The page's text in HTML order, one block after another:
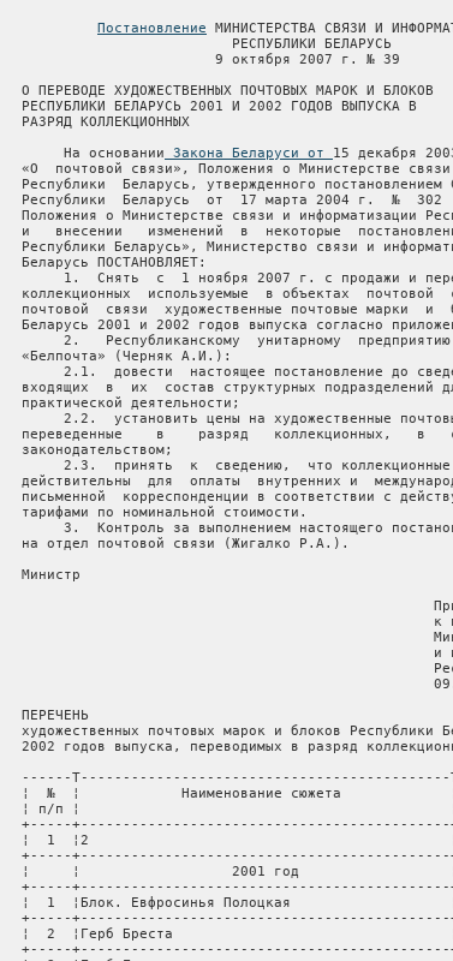
Постановление МИНИСТЕРСТВА СВЯЗИ И
                         РЕСПУБЛИКИ БЕЛАРУСЬ
                       9 октября 2007 г. № 39
О ПЕРЕВОДЕ ХУДОЖЕСТВЕННЫХ ПОЧТОВЫХ МАРОК И БЛОКОВ
РЕСПУБЛИКИ БЕЛАРУСЬ 2001 И 2002 ГОДОВ ВЫПУСКА В
РАЗРЯД КОЛЛЕКЦИОННЫХ
     На основании
Закона Беларуси от 15 декабря 2003 года
«О  почтовой связи», Положения о Министерстве связи и информатизации
Республики  Беларусь, утвержденного постановлением Совета  Министров
Республики  Беларусь  от  17 марта 2004 г.  №  302  «Об  утверждении
Положения о Министерстве связи и информатизации Республики  Беларусь
и   внесении   изменений  в  некоторые  постановления  Правительства
Республики Беларусь», Министерство связи и информатизации Республики
Беларусь ПОСТАНОВЛЯЕТ:
     1.  Снять  с  1 ноября 2007 г. с продажи и перевести  в  разряд
коллекционных  используемые  в объектах  почтовой  связи  для  целей
почтовой  связи  художественные почтовые марки  и  блоки  Республики
Беларусь 2001 и 2002 годов выпуска согласно приложению.
     2.   Республиканскому  унитарному  предприятию  почтовой  связи
«Белпочта» (Черняк А.И.):
     2.1.  довести  настоящее постановление до сведения  филиалов  и
входящих  в  их  состав структурных подразделений для руководства  в
практической деятельности;
     2.2.  установить цены на художественные почтовые марки и блоки,
переведенные    в    разряд   коллекционных,   в   соответствии    с
законодательством;
     2.3.  принять  к  сведению,  что коллекционные  марки  и  блоки
действительны  для  оплаты  внутренних и  международных  отправлений
письменной  корреспонденции в соответствии с действующими  почтовыми
тарифами по номинальной стоимости.
     3.  Контроль за выполнением настоящего постановления  возложить
на отдел почтовой связи (Жигалко Р.А.).
     
Министр                                                 Н.П.Пантелей
     
                                                 Приложение
                                                 к постановлению
                                                 Министерства связи
                                                 и информатизации
                                                 Республики Беларусь
                                                 09.10.2007 № 39

ПЕРЕЧЕНЬ
художественных почтовых марок и блоков Республики Беларусь 2001 и
2002 годов выпуска, переводимых в разряд коллекционных

------T--------------------------------------------T----------------¬ 
¦  №  ¦            Наименование сюжета             ¦Номинальная сто-¦
¦ п/п ¦                                            ¦ имость (руб.)  ¦
+-----+--------------------------------------------+----------------+ 
¦  1  ¦2                                           ¦       3        ¦
+-----+--------------------------------------------+----------------+ 
¦     ¦                  2001 год                  ¦                ¦
+-----+--------------------------------------------+----------------+ 
¦  1  ¦Блок. Евфросинья Полоцкая                   ¦      500       ¦
+-----+--------------------------------------------+----------------+ 
¦  2  ¦Герб Бреста                                 ¦      200       ¦
+-----+--------------------------------------------+----------------+ 
¦  3  ¦Герб Гомеля                                 ¦      200       ¦
+-----+--------------------------------------------+----------------+ 
¦  4  ¦Блок. Олимпийские игры в Сиднее             ¦      1000      ¦
+-----+--------------------------------------------+----------------+ 
¦  5  ¦Самолет РД (АНТ-25)                         ¦      250       ¦
+-----+--------------------------------------------+----------------+ 
¦  6  ¦Самолет "Родина" (АНТ-37биc)                ¦      250       ¦
+-----+--------------------------------------------+----------------+ 
¦  7  ¦Жук-олень                                   ¦      300       ¦
+-----+--------------------------------------------+----------------+ 
¦  8  ¦Жук-носорог                                 ¦      300       ¦
+-----+--------------------------------------------+----------------+ 
¦  9  ¦Кувшинка белая                              ¦      200       ¦
+-----+--------------------------------------------+----------------+ 
¦ 10  ¦Венерин башмачок                            ¦      400       ¦
+-----+--------------------------------------------+----------------+ 
¦ 11  ¦Малый  лист "Красная книга Беларуси" (12 ма-¦      3600      ¦
¦     ¦рок в книжке)                               ¦                ¦
+-----+--------------------------------------------+----------------+ 
¦ 12  ¦Национальный парк "Припятский"              ¦      400       ¦
+-----+--------------------------------------------+----------------+ 
¦ 13  ¦Национальный парк "Нарочанский"             ¦      1000      ¦
+-----+--------------------------------------------+----------------+ 
¦ 14  ¦15 лет Чернобыльской трагедии               ¦       50       ¦
+-----+--------------------------------------------+----------------+ 
¦ 15  ¦Костюм   Слуцкого  историко-этнографического¦      200       ¦
¦     ¦района                                      ¦                ¦
+-----+--------------------------------------------+----------------+ 
¦ 16  ¦Костюм   Пинского  историко-этнографического¦      1000      ¦
¦     ¦района                                      ¦                ¦
+-----+--------------------------------------------+----------------+ 
¦ 17  ¦Малый  лист "Белорусская народная одежда" (6¦      3600      ¦
¦     ¦марок в книжке)                             ¦                ¦
+-----+--------------------------------------------+----------------+ 
¦ 18  ¦10 лет государственному суверенитету Респуб-¦      500       ¦
¦     ¦лики Беларусь                               ¦                ¦
+-----+--------------------------------------------+----------------+ 
¦ 19  ¦10 лет СНГ                                  ¦      195       ¦
+-----+--------------------------------------------+----------------+ 
¦ 20  ¦Белорусская народная сказка "Синяя свита на-¦      100       ¦
¦     ¦выворот шита"                               ¦                ¦
+-----+--------------------------------------------+----------------+ 
¦ 21  ¦Белорусская  народная  сказка  "Ох и золотая¦      200       ¦
¦     ¦табакерка"                                  ¦                ¦
+-----+--------------------------------------------+----------------+ 
¦ 22  ¦Диалог между цивилизациями                  ¦      400       ¦
+-----+--------------------------------------------+----------------+ 
¦ 23  ¦110 лет со дня рождения О.Ю.Шмидта          ¦      3000      ¦
+-----+--------------------------------------------+----------------+ 
¦ 24  ¦Виндсерфинг                                 ¦      200       ¦
+-----+--------------------------------------------+----------------+ 
¦ 25  ¦Блок. Водные лыжи                           ¦      1000      ¦
+-----+--------------------------------------------+----------------+ 
¦ 26  ¦Малый  лист  "Водные виды спорта" (4 марки в¦      2400      ¦
¦     ¦книжке)